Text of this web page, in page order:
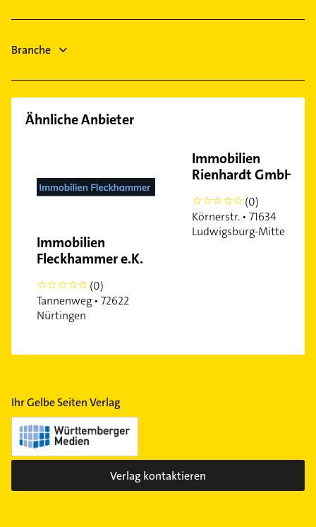
Arzt
Branche
Ähnliche Anbieter
Immobilien
Fleckhammer e.K.
0
(0)
Tannenweg • 72622
Nürtingen
Immobilien
Rienhardt GmbH
0
(0)
Körnerstr. • 71634
Ludwigsburg-Mitte
Ihr Gelbe Seiten Verlag
Verlag kontaktieren